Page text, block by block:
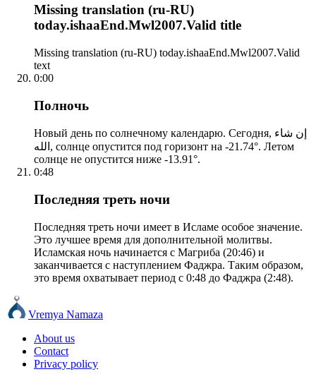
Missing translation (ru-RU)
today.ishaaEnd.Mwl2007.Valid title
Missing translation (ru-RU) today.ishaaEnd.Mwl2007.Valid
text
0:00
Полночь
Новый день по солнечному календарю. Сегодня, إن شاء
الله, солнце опустится под горизонт на -21.74°. Летом
солнце не опустится ниже -13.91°.
0:48
Последняя треть ночи
Последняя треть ночи имеет в Исламе особое значение.
Это лучшее время для дополнительной молитвы.
Исламская ночь начинается с Магриба (20:46) и
заканчивается с наступлением Фаджра. Таким образом,
это время охватывает период с 0:48 до Фаджра (2:48).
Vremya Namaza
About us
Contact
Privacy policy